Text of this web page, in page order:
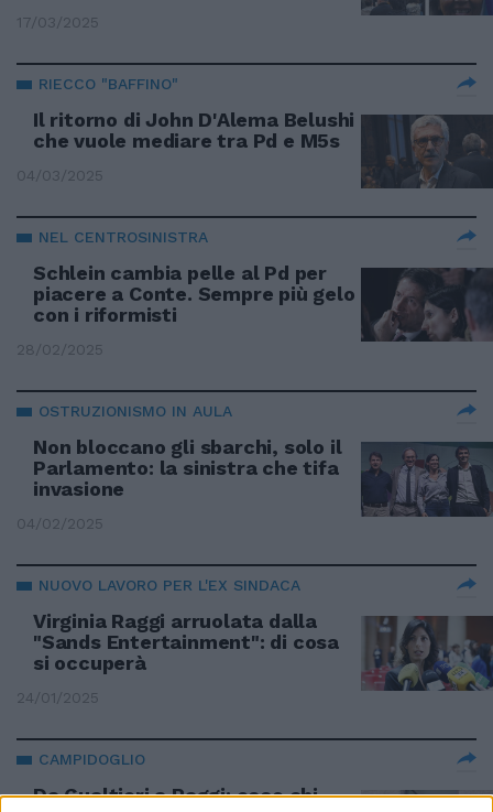
17/03/2025
RIECCO "BAFFINO"
Il ritorno di John D'Alema Belushi
che vuole mediare tra Pd e M5s
04/03/2025
NEL CENTROSINISTRA
Schlein cambia pelle al Pd per
piacere a Conte. Sempre più gelo
con i riformisti
28/02/2025
OSTRUZIONISMO IN AULA
Non bloccano gli sbarchi, solo il
Parlamento: la sinistra che tifa
invasione
04/02/2025
NUOVO LAVORO PER L'EX SINDACA
Virginia Raggi arruolata dalla
"Sands Entertainment": di cosa
si occuperà
24/01/2025
CAMPIDOGLIO
Da Gualtieri a Raggi: ecco chi